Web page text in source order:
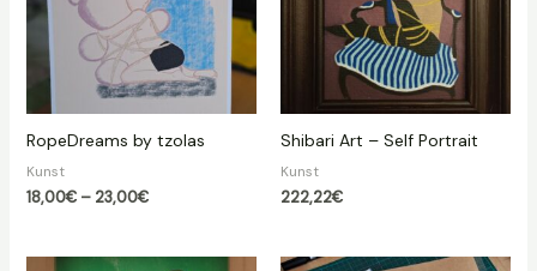
RopeDreams by tzolas
Kunst
18,00€ – 23,00€Preisspanne:
23,00€
Shibari Art – Self Portrait
Kunst
222,22€